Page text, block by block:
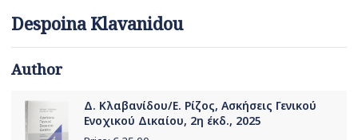
Despoina Klavanidou
Author
Δ. Κλαβανίδου/Ε. Ρίζος, Ασκήσεις Γενικού
Ενοχικού Δικαίου, 2η έκδ., 2025